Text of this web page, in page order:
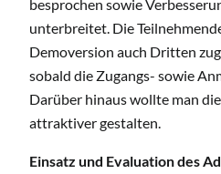
besprochen sowie
unterbreitet. Die
Demoversion auch Dritten
sobald die Zugangs- sowie
Darüber hinaus wollte man
attraktiver gestalten.
Einsatz und Evaluation des